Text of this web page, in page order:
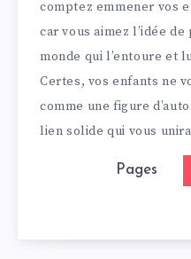
comptez emmener vos
car vous aimez l’idée
monde qui l’entoure et
Certes, vos enfants ne
comme une figure
lien solide qui vous
Pages